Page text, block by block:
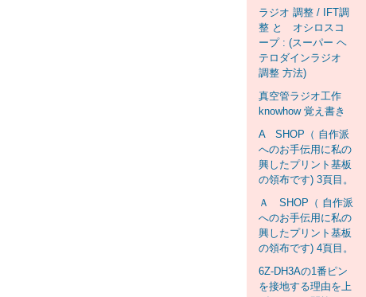
ラジオ 調整 / IFT調
整 と オシロスコ
ープ : (スーパー ヘ
テロダインラジオ
調整 方法)
真空管ラジオ工作
knowhow 覚え書き
A SHOP（ 自作派
へのお手伝用に私の
興したプリント基板
の領布です) 3頁目。
Ａ SHOP（ 自作派
へのお手伝用に私の
興したプリント基板
の領布です) 4頁目。
6Z-DH3Aの1番ピン
を接地する理由を上